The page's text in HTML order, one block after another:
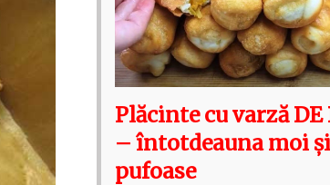
Plăcinte cu varză DE
– întotdeauna moi și
pufoase